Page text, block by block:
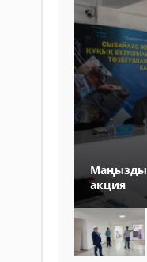
Маңызды
акция